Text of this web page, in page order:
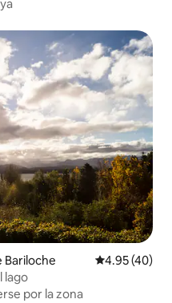
Bariloche Calificación
4.95 (40)
lago
por la zona